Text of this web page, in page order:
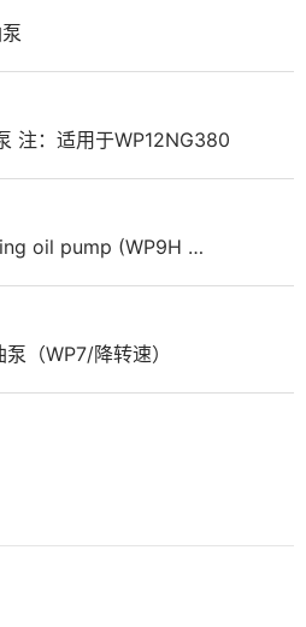
注：适用于WP12NG380
oil pump (WP9H …
（WP7/降转速）